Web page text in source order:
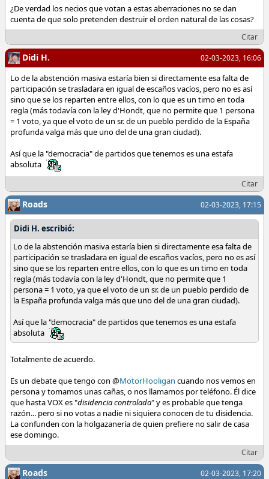
¿De verdad los necios que votan a estas aberraciones no se dan
cuenta de que solo pretenden destruir el orden natural de las cosas?
Citar
02-03-2023, 16:06
Didi H.
Lo de la abstención masiva estaría bien si directamente esa falta de
participación se trasladara en igual de escaños vacíos, pero no es así
sino que se los reparten entre ellos, con lo que es un timo en toda
regla (más todavía con la ley d'Hondt, que no permite que 1 persona
= 1 voto, ya que el voto de un sr. de un pueblo perdido de la España
profunda valga más que uno del de una gran ciudad).
Así que la "democracia" de partidos que tenemos es una estafa
absoluta
Citar
02-03-2023, 17:15
Roads
Didi H. escribió:
Lo de la abstención masiva estaría bien si directamente esa falta de
participación se trasladara en igual de escaños vacíos, pero no es así
sino que se los reparten entre ellos, con lo que es un timo en toda
regla (más todavía con la ley d'Hondt, que no permite que 1
persona = 1 voto, ya que el voto de un sr. de un pueblo perdido de
la España profunda valga más que uno del de una gran ciudad).
Así que la "democracia" de partidos que tenemos es una estafa
absoluta
Totalmente de acuerdo.
Es un debate que tengo con @MotorHooligan cuando nos vemos en
persona y tomamos unas cañas, o nos llamamos por teléfono. Él dice
que hasta VOX es "disidencia controlada" y es probable que tenga
razón... pero si no votas a nadie ni siquiera conocen de tu disidencia.
La confunden con la holgazanería de quien prefiere no salir de casa
ese domingo.
Citar
02-03-2023, 17:20
Roads